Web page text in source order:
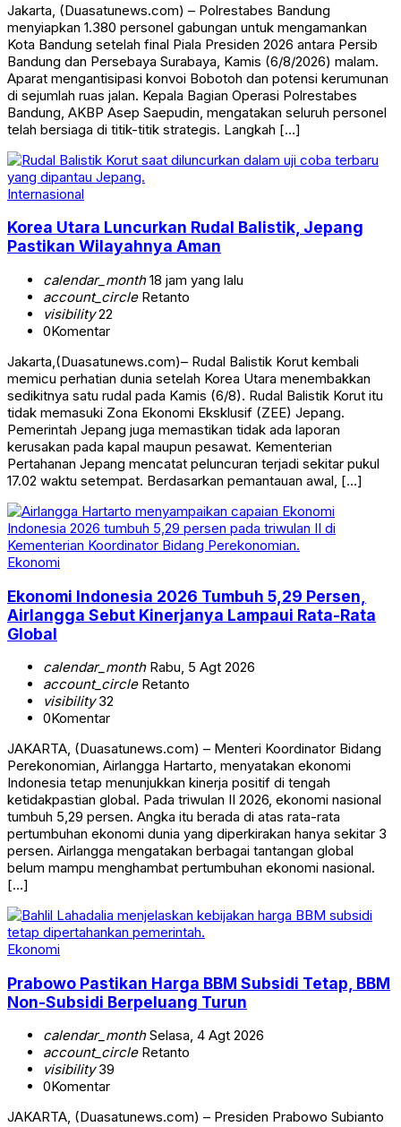
Jakarta, (Duasatunews.com) – Polrestabes Bandung
menyiapkan 1.380 personel gabungan untuk mengamankan
Kota Bandung setelah final Piala Presiden 2026 antara Persib
Bandung dan Persebaya Surabaya, Kamis (6/8/2026) malam.
Aparat mengantisipasi konvoi Bobotoh dan potensi kerumunan
di sejumlah ruas jalan. Kepala Bagian Operasi Polrestabes
Bandung, AKBP Asep Saepudin, mengatakan seluruh personel
telah bersiaga di titik-titik strategis. Langkah […]
Internasional
Korea Utara Luncurkan Rudal Balistik, Jepang
Pastikan Wilayahnya Aman
calendar_month18 jam yang lalu
account_circleRetanto
visibility22
0Komentar
Jakarta,(Duasatunews.com)– Rudal Balistik Korut kembali
memicu perhatian dunia setelah Korea Utara menembakkan
sedikitnya satu rudal pada Kamis (6/8). Rudal Balistik Korut itu
tidak memasuki Zona Ekonomi Eksklusif (ZEE) Jepang.
Pemerintah Jepang juga memastikan tidak ada laporan
kerusakan pada kapal maupun pesawat. Kementerian
Pertahanan Jepang mencatat peluncuran terjadi sekitar pukul
17.02 waktu setempat. Berdasarkan pemantauan awal, […]
Ekonomi
Ekonomi Indonesia 2026 Tumbuh 5,29 Persen,
Airlangga Sebut Kinerjanya Lampaui Rata-Rata
Global
calendar_monthRabu, 5 Agt 2026
account_circleRetanto
visibility32
0Komentar
JAKARTA, (Duasatunews.com) – Menteri Koordinator Bidang
Perekonomian, Airlangga Hartarto, menyatakan ekonomi
Indonesia tetap menunjukkan kinerja positif di tengah
ketidakpastian global. Pada triwulan II 2026, ekonomi nasional
tumbuh 5,29 persen. Angka itu berada di atas rata-rata
pertumbuhan ekonomi dunia yang diperkirakan hanya sekitar 3
persen. Airlangga mengatakan berbagai tantangan global
belum mampu menghambat pertumbuhan ekonomi nasional.
[…]
Ekonomi
Prabowo Pastikan Harga BBM Subsidi Tetap, BBM
Non-Subsidi Berpeluang Turun
calendar_monthSelasa, 4 Agt 2026
account_circleRetanto
visibility39
0Komentar
JAKARTA, (Duasatunews.com) – Presiden Prabowo Subianto